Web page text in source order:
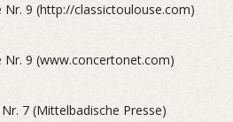
Nr. 9 (http://classictoulouse.com)
Nr. 9 (www.concertonet.com)
7 (Mittelbadische Presse)